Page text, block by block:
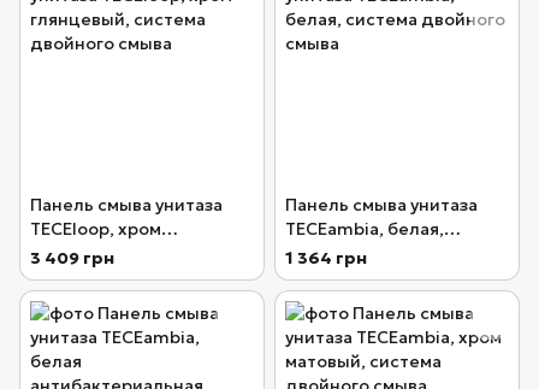
Панель смыва унитаза
TECEloop, хром
глянцевый, система
двойного смыва
3 409 грн
Панель смыва унитаза
TECEambia, белая,
система двойного смыва
1 364 грн